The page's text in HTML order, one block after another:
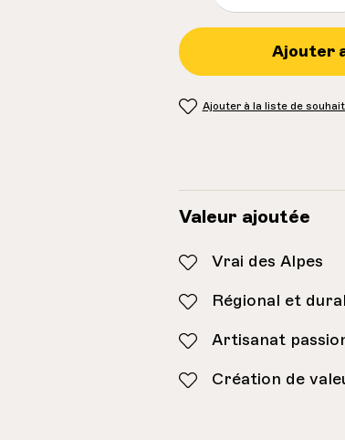
Ajouter
Ajouter à la liste de
Valeur ajoutée
Vrai des Alpes
Régional et
Artisanat
Création de